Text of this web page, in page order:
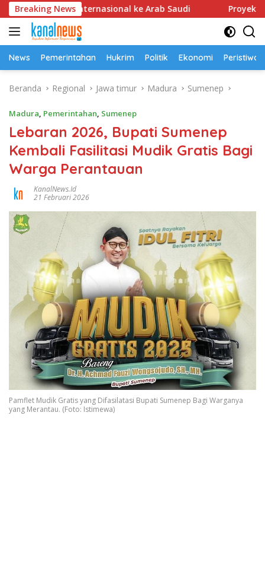
Langsung
ke
konten
Breaking News
KKN Internasional ke Arab Saudi Proyek Air
News Pemerintahan Hukrim Politik Ekonomi Peristiwa
Beranda Regional Jawa timur Madura Sumenep
Madura, Pemerintahan, Sumenep
Lebaran 2026, Bupati Sumenep
Kembali Fasilitasi Mudik Gratis Bagi
Warga Perantauan
KanalNews.id
21 Februari 2026
Pamflet Mudik Gratis yang Difasilatasi Bupati Sumenep Bagi Warganya
yang Merantau. (Foto: Istimewa)